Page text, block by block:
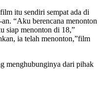
itu sendiri sempat ada di
“Aku berencana menonton
siap menonton di 18,”
ia telah menonton,”film
menghubunginya dari pihak